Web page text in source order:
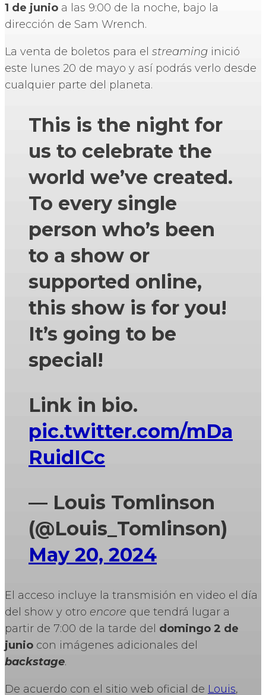
1 de junio a las 9:00 de la noche, bajo la
dirección de Sam Wrench.
La venta de boletos para el streaming inició
este lunes 20 de mayo y así podrás verlo desde
cualquier parte del planeta.
This is the night for
us to celebrate the
world we’ve created.
To every single
person who’s been
to a show or
supported online,
this show is for you!
It’s going to be
special!
Link in bio.
pic.twitter.com/mDa
RuidICc
— Louis Tomlinson
(@Louis_Tomlinson)
May 20, 2024
El acceso incluye la transmisión en video el día
del show y otro encore que tendrá lugar a
partir de 7:00 de la tarde del domingo 2 de
junio con imágenes adicionales del
backstage.
De acuerdo con el sitio web oficial de Louis,